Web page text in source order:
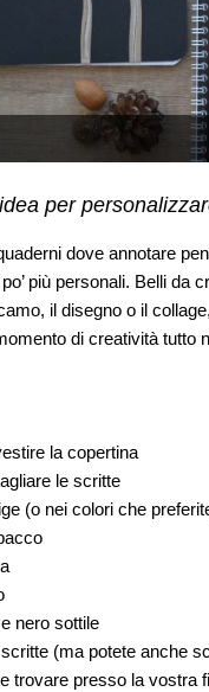
per
dove annotare
più personali. Belli da
il disegno o il
di creatività tutto
la copertina
le scritte
(o nei colori che
nero sottile
(ma potete anche
trovare presso la vostra